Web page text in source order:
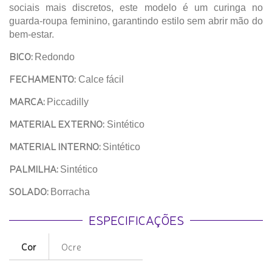
sociais mais discretos, este modelo é um curinga no
guarda-roupa feminino, garantindo estilo sem abrir mão do
bem-estar.
BICO: Redondo
FECHAMENTO: Calce fácil
MARCA: Piccadilly
MATERIAL EXTERNO: Sintético
MATERIAL INTERNO: Sintético
PALMILHA: Sintético
SOLADO: Borracha
ESPECIFICAÇÕES
Cor Ocre